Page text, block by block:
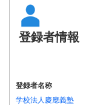
登録者情報
登録者名称
学校法人慶應義塾